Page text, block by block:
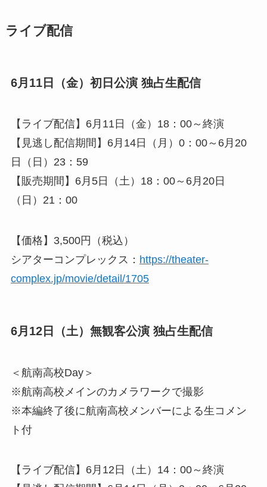
ライブ配信
6月11日（金）初日公演 独占生配信
【ライブ配信】6月11日（金）18：00～終演
【見逃し配信期間】6月14日（月）0：00～6月20
日（日）23：59
【販売期間】6月5日（土）18：00～6月20日
（日）21：00
【価格】3,500円（税込）
シアターコンプレックス： https://theater-
complex.jp/movie/detail/1705
6月12日（土）無観客公演 独占生配信
＜航南高校Day＞
※航南高校メインのカメラワークで撮影
※本編終了後に航南高校メンバーによる生コメン
ト付
【ライブ配信】6月12日（土）14：00～終演